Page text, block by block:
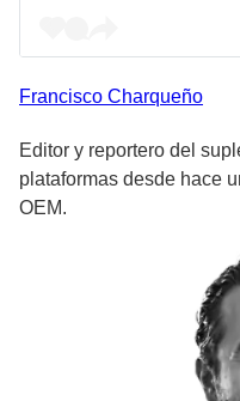
Francisco Charqueño
Editor y reportero del
plataformas desde hace
OEM.